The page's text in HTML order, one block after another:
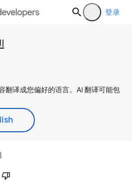
登录
翻译成您偏好的语言。AI 翻译可能包